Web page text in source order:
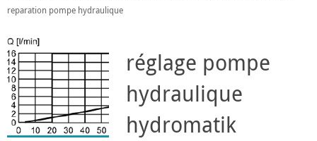
reparation pompe hydraulique
réglage pompe
hydraulique
hydromatik